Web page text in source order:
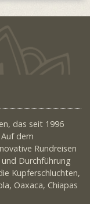
das seit 1996
dem
Rundreisen
Durchführung
Kupferschluchten,
Oaxaca, Chiapas